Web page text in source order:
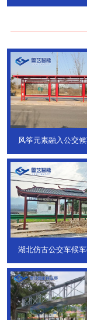
风筝元素融入公交
湖北仿古公交车候车